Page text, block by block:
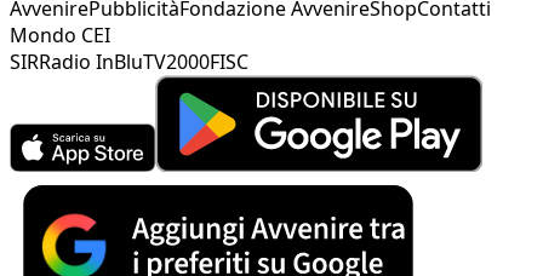
AvvenirePubblicitàFondazione AvvenireShopContatti
Mondo CEI
SIRRadio InBluTV2000FISC